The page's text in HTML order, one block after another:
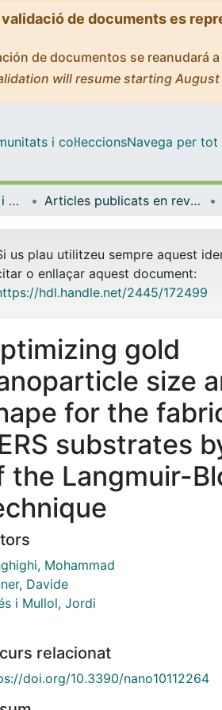
de documents es
de documentos se reanudará
will resume starting
i col·leccionsNavega per tot
Ciència dels Materials i Química Física Articles publicats en revistes (Ciència dels Materials i Química Física)
us plau utilitzeu sempre aquest
o enllaçar aquest document:
hdl.handle.net/2445/172499
gold
size
for the
substrates
the Langmuir-
Mohammad
Davide
i Mullol, Jordi
relacionat
doi.org/10.3390/nano10112264